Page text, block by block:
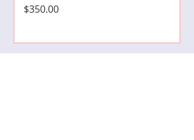
Precio
$350.00